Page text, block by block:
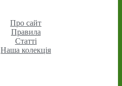
Про сайт
Правила
Статті
Наша колекція